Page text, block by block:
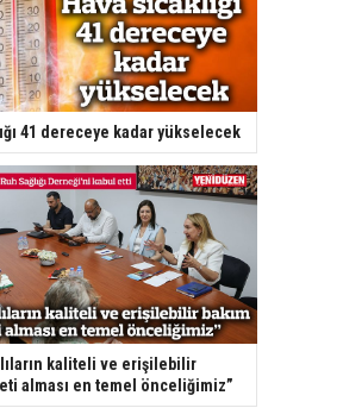
41 dereceye kadar yükselecek
kaliteli ve erişilebilir
alması en temel önceliğimiz”